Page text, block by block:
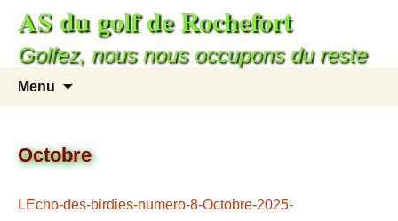
AS du golf de Rochefort
Golfez, nous nous occupons du reste
Menu
Octobre
LEcho-des-birdies-numero-8-Octobre-2025-